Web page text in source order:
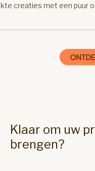
creaties met een
Klaar om uw
brengen?